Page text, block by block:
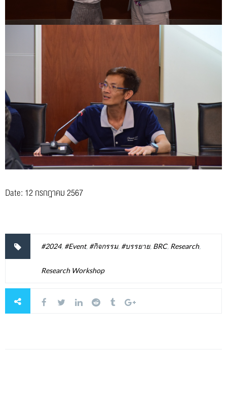
Date: 12 กรกฎาคม 2567
#2024, #Event, #กิจกรรม, #บรรยาย, BRC, Research,
Research Workshop